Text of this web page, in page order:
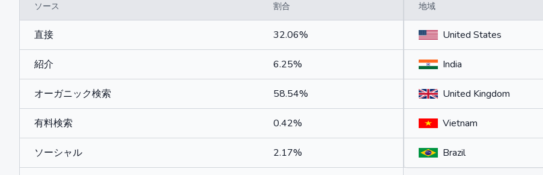
ソース 割合
直接 32.06%
紹介 6.25%
オーガニック検索 58.54%
有料検索 0.42%
ソーシャル 2.17%
地域
United States
India
United Kingdom
Vietnam
Brazil